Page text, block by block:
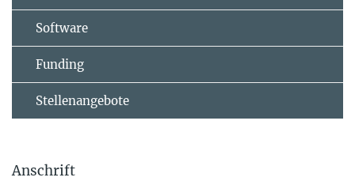
Software
Funding
Stellenangebote
Anschrift